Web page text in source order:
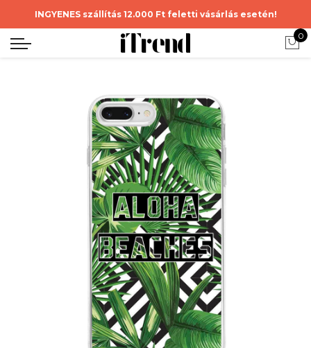
INGYENES szállítás 12.000 Ft feletti vásárlás esetén!
0